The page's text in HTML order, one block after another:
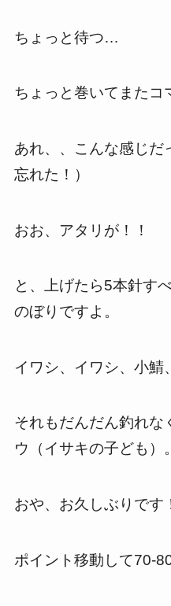
ちょっと待つ…
ちょっと巻いてまたコ
あれ、、こんな感じ
忘れた！）
おお、アタリが！！
と、上げたら5本針す
のぼりですよ。
イワシ、イワシ、小鯖
それもだんだん釣れな
ウ（イサキの子ども）。
おや、お久しぶりです
ポイント移動して70-